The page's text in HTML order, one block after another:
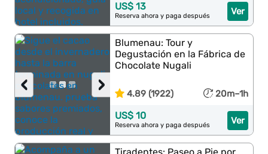
Ver
US$ 13
Reserva ahora y paga después
›
‹
Blumenau: Tour y
Degustación en la Fábrica de
Chocolate Nugali
4.89 (1922) 20m–1h
Ver
US$ 10
Reserva ahora y paga después